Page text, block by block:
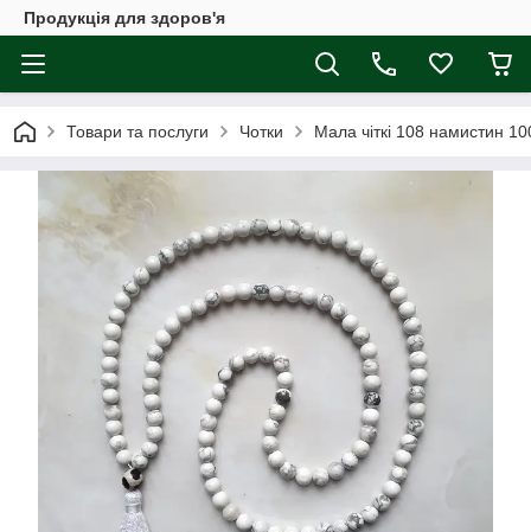
Продукція для здоров'я
Товари та послуги Чотки Мала чіткі 108 намистин